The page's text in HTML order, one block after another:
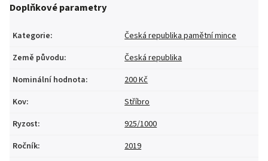
Doplňkové parametry
Kategorie:
Česká republika pamětní mince
Země původu:
Česká republika
Nominální hodnota:
200 Kč
Kov:
Stříbro
Ryzost:
925/1000
Ročník:
2019